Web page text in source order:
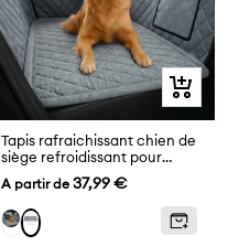
Aperçu
rapide
Tapis rafraichissant chien de
siège refroidissant pour
chiens - Chill Nest
Prix
de
vente
A partir de 37,99 €
Housse
Gris